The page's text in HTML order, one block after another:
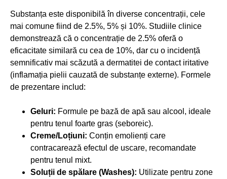
Substanța este disponibilă în diverse concentrații, cele
mai comune fiind de 2.5%, 5% și 10%. Studiile clinice
demonstrează că o concentrație de 2.5% oferă o
eficacitate similară cu cea de 10%, dar cu o incidență
semnificativ mai scăzută a dermatitei de contact iritative
(inflamația pielii cauzată de substanțe externe). Formele
de prezentare includ:
Geluri: Formule pe bază de apă sau alcool, ideale
pentru tenul foarte gras (seboreic).
Creme/Loțiuni: Conțin emolienți care
contracarează efectul de uscare, recomandate
pentru tenul mixt.
Soluții de spălare (Washes): Utilizate pentru zone